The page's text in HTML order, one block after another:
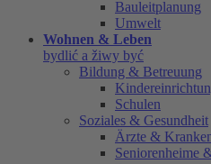
Bauleitplanung
Umwelt
Wohnen & Leben
bydlić a žiwy być
Bildung & Betreuung
Schulen
Soziales & Gesundheit
Ärzte &
Seniorenheime